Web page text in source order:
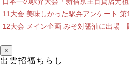
11大会 美味しかった駅弁アンケート 第
12大会 メイン企画 みそ対醤油に出場
×
出雲招福ちらし